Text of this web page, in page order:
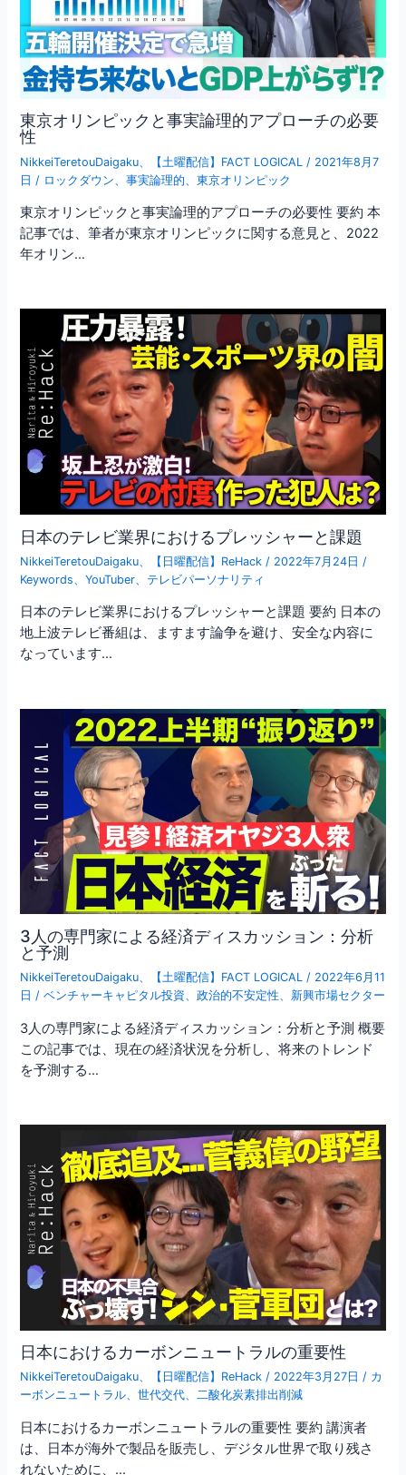
東京オリンピックと事実論理的アプローチの必要
性
NikkeiTeretouDaigaku 【土曜配信】FACT LOGICAL / 2021年8月7
日 / ロックダウン 、事実論理的 、東京オリンピック
東京オリンピックと事実論理的アプローチの必要性 要約 本
記事では、筆者が東京オリンピックに関する意見と、2022
年オリン…
日本のテレビ業界におけるプレッシャーと課題
NikkeiTeretouDaigaku 【日曜配信】ReHack / 2022年7月24日 /
Keywords 、YouTuber テレビパーソナリティ
日本のテレビ業界におけるプレッシャーと課題 要約 日本の
地上波テレビ番組は、ますます論争を避け、安全な内容に
なっています…
3人の専門家による経済ディスカッション：分析
と予測
NikkeiTeretouDaigaku、 【土曜配信】FACT LOGICAL / 2022年6月11
日 /ベンチャーキャピタル投資、政治的不安定性、 新興市場セクター
3人の専門家による経済ディスカッション：分析と予測 概要
この記事では、現在の経済状況を分析し、将来のトレンド
を予測する…
日本におけるカーボンニュートラルの重要性
NikkeiTeretouDaigaku、 【日曜配信】ReHack / 2022年3月27日 / カ
ーボンニュートラル、世代交代、二酸化炭素排出削減
日本におけるカーボンニュートラルの重要性 要約 講演者
は、日本が海外で製品を販売し、デジタル世界で取り残さ
れないために、…